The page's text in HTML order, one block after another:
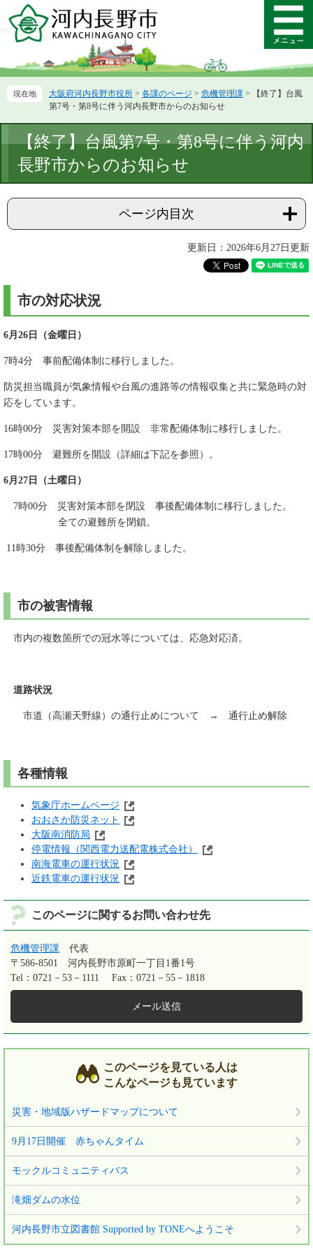
ー
先
ニ
を
て
メ
ニ
ー
大阪府河内長野市役所 > 各課のページ > 危機管理課 >
【終了】台風
第7号・第8号に伴う河内長野市からのお知らせ
文
【終了】台風第7号・第8号に伴う河内
長野市からのお知らせ
ページ内目次
更新日：2026年6月27日更新
市の対応状況
6月26日（金曜日）
7時4分 事前配備体制に移行しました。
防災担当職員が気象情報や台風の進路等の情報収集と共に緊急時の対
応をしています。
16時00分 災害対策本部を開設 非常配備体制に移行しました。
17時00分 避難所を開設（詳細は下記を参照）。
6月27日（土曜日）
7時00分 災害対策本部を閉設 事後配備体制に移行しました。
全ての避難所を閉鎖。
11時30分 事後配備体制を解除しました。
市の被害情報
市内の複数箇所での冠水等については、応急対応済。
道路状況
市道（高瀬天野線）の通行止めについて → 通行止め解除
各種情報
気象庁ホームページ
おおさか防災ネット
大阪南消防局
停電情報（関西電力送配電株式会社）
南海電車の運行状況
近鉄電車の運行状況
このページに関するお問い合わせ先
危機管理課
代表
〒586-8501
河内長野市原町一丁目1番1号
Tel：0721－53－1111
Fax：0721－55－1818
メール送信
このページを見ている人は
こんなページも見ています
災害・地域版ハザードマップについて
9月17日開催 赤ちゃんタイム
モックルコミュニティバス
滝畑ダムの水位
河内長野市立図書館 Supported by TONEへようこそ